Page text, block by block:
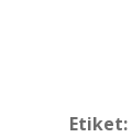
Etiket: